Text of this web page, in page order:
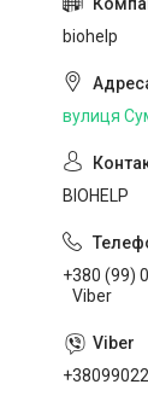
biohelp
вулиця
BIOHELP
+380 (99)
Viber